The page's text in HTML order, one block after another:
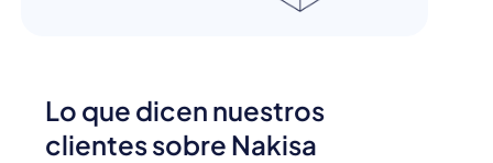
Lo que dicen nuestros
clientes sobre Nakisa